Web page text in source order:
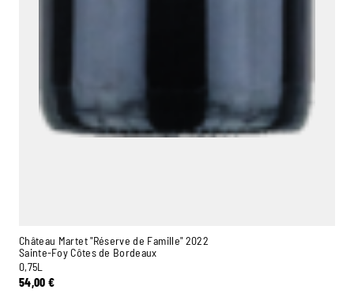
Château Martet "Réserve de Famille" 2022
Sainte-Foy Côtes de Bordeaux
0,75L
54,00€